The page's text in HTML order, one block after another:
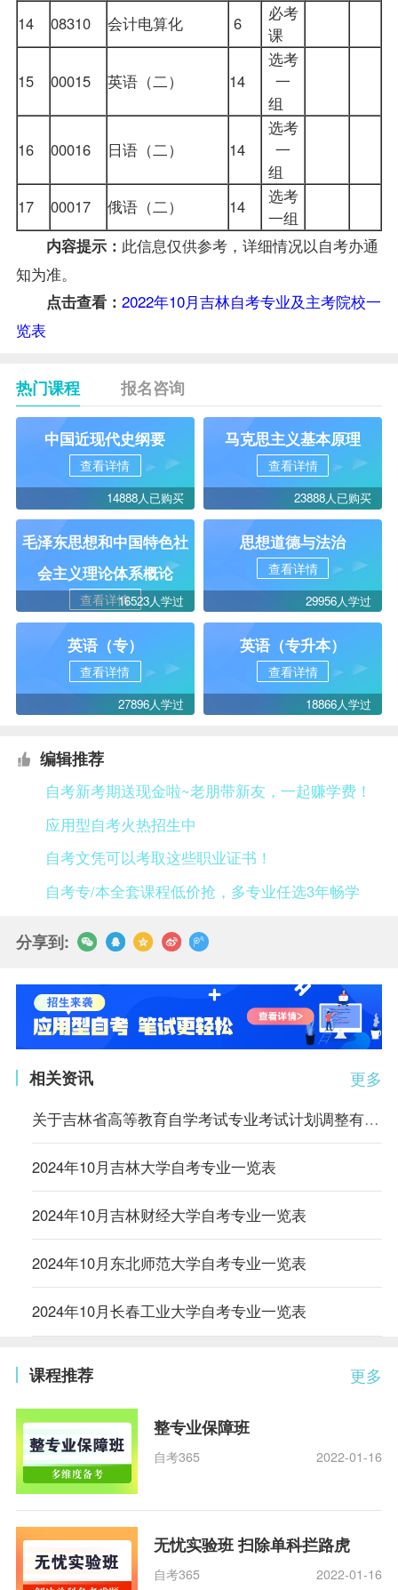
14 08310 会计电算化 6
必考
课
15 00015 英语（二） 14
选考
一
组
16 00016 日语（二） 14
选考
一
组
17 00017 俄语（二） 14
选考
一组
内容提示： 此信息仅供参考，详细情况以自考办通
知为准。
点击查看： 2022年10月吉林自考专业及主考院校一
览表
热门课程 报名咨询
中国近现代史纲要
查看详情
14888人已购买
马克思主义基本原理
查看详情
23888人已购买
毛泽东思想和中国特色社
会主义理论体系概论
查看详情16523人学过
思想道德与法治
查看详情
29956人学过
英语（专）
查看详情
27896人学过
英语（专升本）
查看详情
18866人学过
编辑推荐
自考新考期送现金啦~老朋带新友，一起赚学费！
应用型自考火热招生中
自考文凭可以考取这些职业证书！
自考专/本全套课程低价抢，多专业任选3年畅学
分享到:
更多
相关资讯
关于吉林省高等教育自学考试专业考试计划调整有关事项的通知
2024年10月吉林大学自考专业一览表
2024年10月吉林财经大学自考专业一览表
2024年10月东北师范大学自考专业一览表
2024年10月长春工业大学自考专业一览表
更多
课程推荐
整专业保障班
自考365 2022-01-16
无忧实验班 扫除单科拦路虎
自考365 2022-01-16